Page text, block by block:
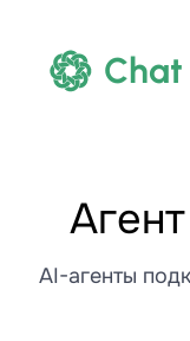
Chat
AI-агенты